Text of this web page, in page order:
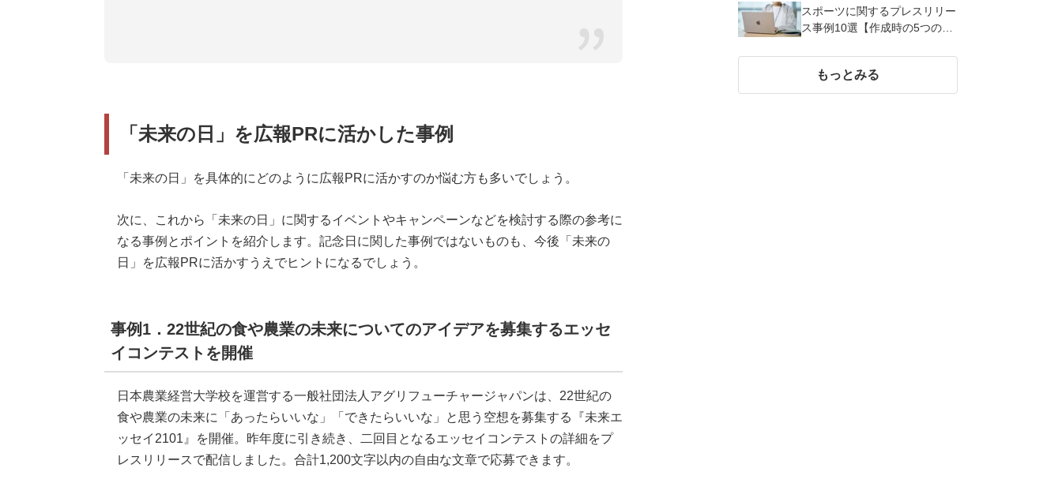
「未来の日」を広報PRに活かした事例
「未来の日」を具体的にどのように広報PRに活かすのか悩む方も多いでしょう。
次に、これから「未来の日」に関するイベントやキャンペーンなどを検討する際の参考に
なる事例とポイントを紹介します。記念日に関した事例ではないものも、今後「未来の
日」を広報PRに活かすうえでヒントになるでしょう。
事例1．22世紀の食や農業の未来についてのアイデアを募集するエッセ
イコンテストを開催
日本農業経営大学校を運営する一般社団法人アグリフューチャージャパンは、22世紀の
食や農業の未来に「あったらいいな」「できたらいいな」と思う空想を募集する『未来エ
ッセイ2101』を開催。昨年度に引き続き、二回目となるエッセイコンテストの詳細をプ
レスリリースで配信しました。合計1,200文字以内の自由な文章で応募できます。
スポーツに関するプレスリリー
ス事例10選【作成時の5つのポ
もっとみる